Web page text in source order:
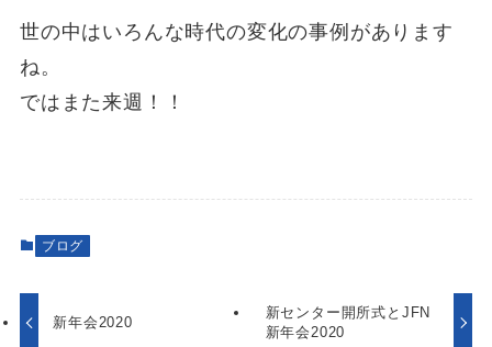
世の中はいろんな時代の変化の事例があります
ね。
ではまた来週！！
ブログ
新年会2020
新センター開所式とJFN
新年会2020